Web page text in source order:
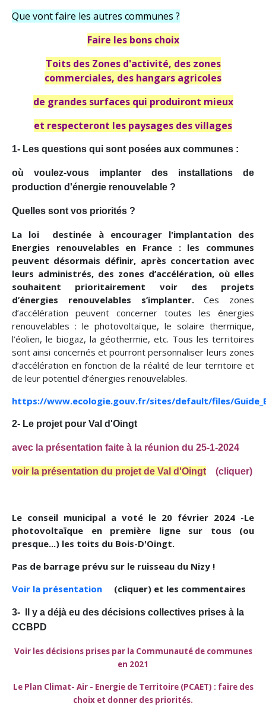
Que vont faire les autres communes ?
Faire les bons choix
Toits des Zones d'activité, des zones
commerciales, des hangars agricoles
de grandes surfaces qui produiront mieux
et respecteront les paysages des villages
1- Les questions qui sont posées aux communes :
où voulez-vous implanter des installations de
production d'énergie renouvelable ?
Quelles sont vos priorités ?
La loi destinée à encourager l'implantation des
Energies renouvelables en France : les communes
peuvent désormais définir, après concertation avec
leurs administrés, des zones d’accélération, où elles
souhaitent prioritairement voir des projets
d’énergies renouvelables s’implanter.Ces zones
d’accélération peuvent concerner toutes les énergies
renouvelables : le photovoltaïque, le solaire thermique,
l’éolien, le biogaz, la géothermie, etc. Tous les territoires
sont ainsi concernés et pourront personnaliser leurs zones
d’accélération en fonction de la réalité de leur territoire et
de leur potentiel d’énergies renouvelables.
https://www.ecologie.gouv.fr/sites/default/files/
2- Le projet pour Val d'Oingt
avec la présentation faite à la réunion du 25-1-2024
voir la présentation du projet de Val d'Oingt (cliquer)
Le conseil municipal a voté le 20 février 2024 -Le
photovoltaïque en première ligne sur tous (ou
presque...) les toits du Bois-D'Oingt.
Pas de barrage prévu sur le ruisseau du Nizy !
Voir la présentation (cliquer) et les commentaires
3- Il y a déjà eu des décisions collectives prises à la
CCBPD
Voir les décisions prises par la Communauté de communes
en 2021
Le Plan Climat- Air - Energie de Territoire (PCAET) : faire des
choix et donner des priorités.